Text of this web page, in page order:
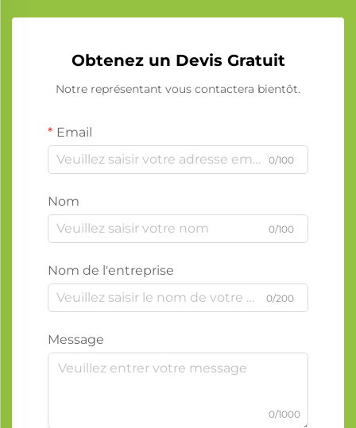
Obtenez un Devis Gratuit
Notre représentant vous contactera bientôt.
Email
0/100
Nom
0/100
Nom de l'entreprise
0/200
Message
0/1000